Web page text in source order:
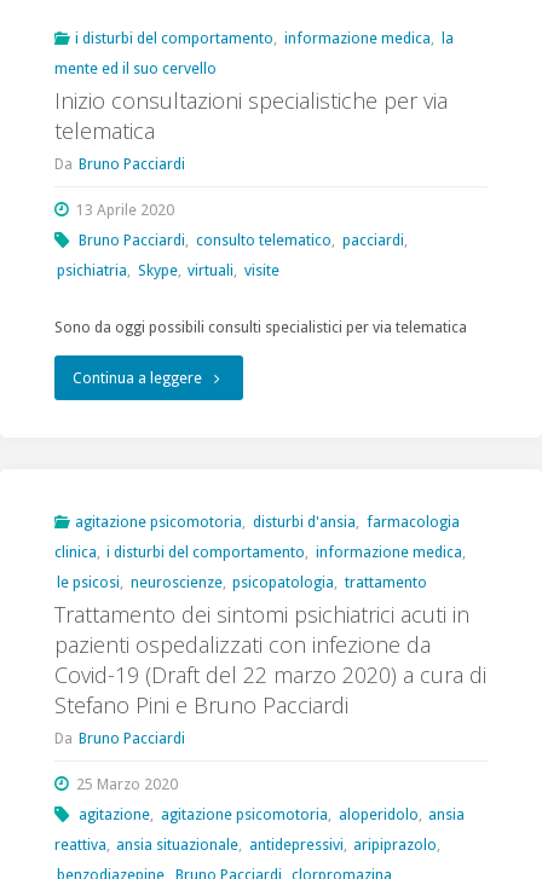
sintomi
psichiatrici
pazienti
infezione
19”
aprile
2020)
a
i disturbi del comportamento, informazione medica,
la
mente ed il suo cervello
Inizio consultazioni specialistiche per via
telematica
Da Bruno Pacciardi
13 Aprile 2020
Bruno Pacciardi, consulto telematico, pacciardi,
psichiatria, Skype, virtuali, visite
Sono da oggi possibili consulti specialistici per via telematica
Continua a leggere"Inizio
via
agitazione psicomotoria, disturbi d'ansia, farmacologia
clinica, i disturbi del comportamento, informazione medica,
le psicosi, neuroscienze, psicopatologia, trattamento
Trattamento dei sintomi psichiatrici acuti in
pazienti ospedalizzati con infezione da
Covid-19 (Draft del 22 marzo 2020) a cura di
Stefano Pini e Bruno Pacciardi
Da Bruno Pacciardi
25 Marzo 2020
agitazione, agitazione psicomotoria, aloperidolo, ansia
reattiva, ansia situazionale, antidepressivi, aripiprazolo,
benzodiazepine, Bruno Pacciardi, clorpromazina,